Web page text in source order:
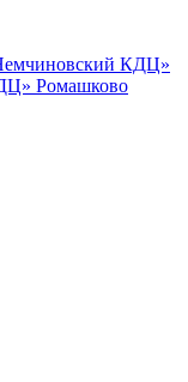
КДЦ»
Ромашково